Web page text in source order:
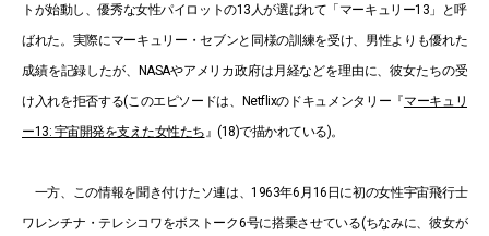
トが始動し、優秀な女性パイロットの13人が選ばれて「マーキュリー13」と呼
ばれた。実際にマーキュリー・セブンと同様の訓練を受け、男性よりも優れた
成績を記録したが、NASAやアメリカ政府は月経などを理由に、彼女たちの受
け入れを拒否する(このエピソードは、Netflixのドキュメンタリー『マーキュリ
ー13: 宇宙開発を支えた女性たち』(18)で描かれている)。
一方、この情報を聞き付けたソ連は、1963年6月16日に初の女性宇宙飛行士
ワレンチナ・テレシコワをボストーク6号に搭乗させている(ちなみに、彼女が